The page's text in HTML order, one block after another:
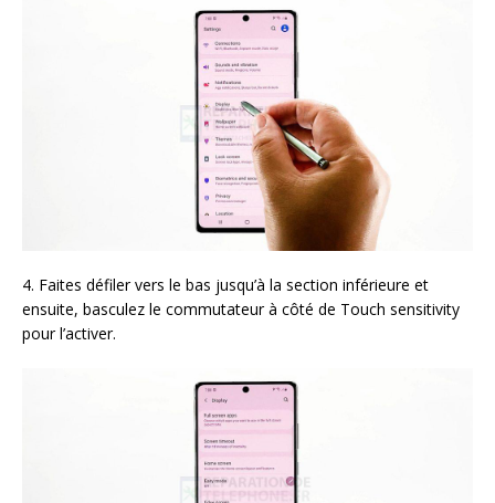
4. Faites défiler vers le bas jusqu’à la section inférieure et
ensuite, basculez le commutateur à côté de Touch sensitivity
pour l’activer.